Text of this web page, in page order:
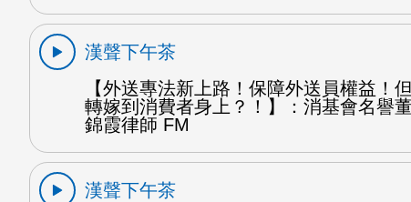
漢聲下午茶
【外送專法新上路！保障外送員權益！
轉嫁到消費者身上？！】：消基會名譽
錦霞律師 FM
漢聲下午茶